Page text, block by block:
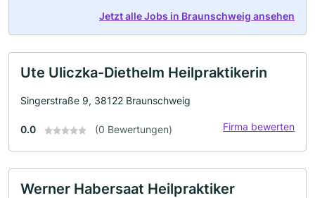
Jetzt alle Jobs in Braunschweig ansehen
Ute Uliczka-Diethelm Heilpraktikerin
Singerstraße 9, 38122 Braunschweig
0.0 (0 Bewertungen) Firma bewerten
Werner Habersaat Heilpraktiker